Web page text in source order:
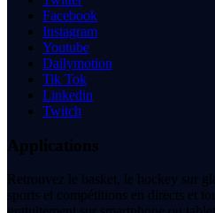
Facebook
Instagram
Youtube
Dailymotion
Tik Tok
Linkedin
Twitch
Applications
Retrouvez le basket, le hockey sur
sports et compétitions en directs et